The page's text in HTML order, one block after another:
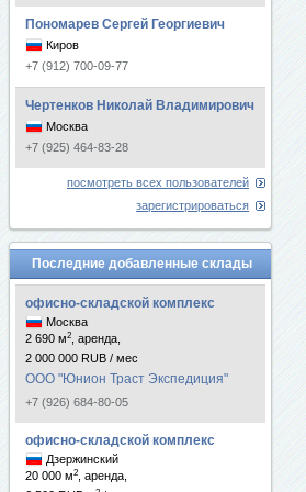
Пономарев Сергей Георгиевич
Киров
+7 (912) 700-09-77
Чертенков Николай Владимирович
Москва
+7 (925) 464-83-28
посмотреть всех пользователей
зарегистрироваться
Последние добавленные склады
офисно-складской комплекс
Москва
2 690 м2
, аренда,
2 000 000 RUB / мес
ООО "Юнион Траст Экспедиция"
+7 (926) 684-80-05
офисно-складской комплекс
Дзержинский
20 000 м2
, аренда,